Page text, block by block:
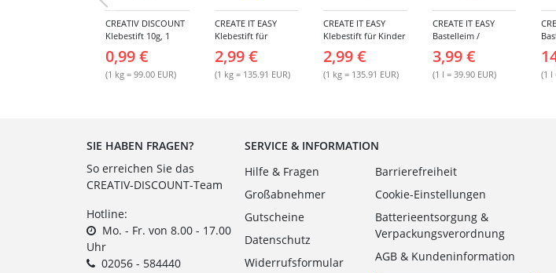
CREATIV DISCOUNT
Klebestift 10g, 1
0,99 €
(1 kg = 99.00 EUR)
CREATE IT EASY
Klebestift für
2,99 €
(1 kg = 135.91 EUR)
CREATE IT EASY
Klebestift für Kinder
2,99 €
(1 kg = 135.91 EUR)
CREATE IT EASY
Bastelleim /
ml
3,99 €
(1 l = 39.90 EUR) (1 l
SIE HABEN FRAGEN?
So erreichen Sie das
CREATIV-DISCOUNT-Team
Hotline:
Mo. - Fr. von 8.00 - 17.00
Uhr
02056 - 584440
SERVICE & INFORMATION
Hilfe & Fragen
Großabnehmer
Gutscheine
Datenschutz
Widerrufsformular
Barrierefreiheit
Cookie-Einstellungen
Batterieentsorgung &
Verpackungsverordnung
AGB & Kundeninformation